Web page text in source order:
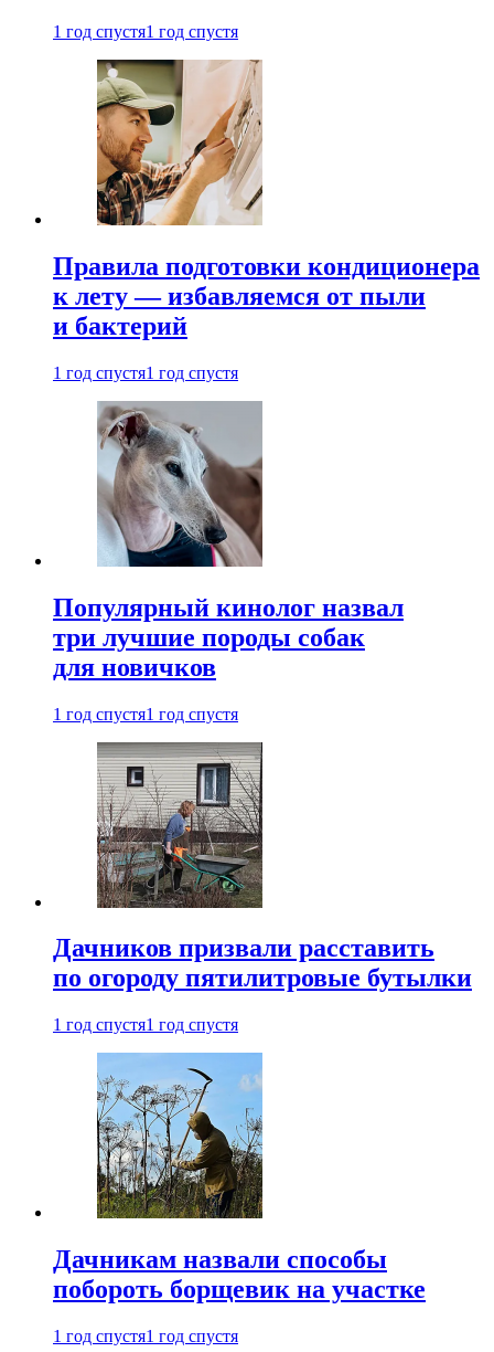
1 год спустя1 год спустя
Правила подготовки кондиционера
к лету — избавляемся от пыли
и бактерий
1 год спустя1 год спустя
Популярный кинолог назвал
три лучшие породы собак
для новичков
1 год спустя1 год спустя
Дачников призвали расставить
по огороду пятилитровые бутылки
1 год спустя1 год спустя
Дачникам назвали способы
побороть борщевик на участке
1 год спустя1 год спустя